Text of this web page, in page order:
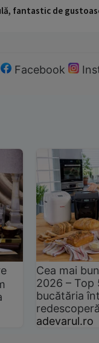
fantastic de
Facebook
Cea mai
2026 –
bucătăria
adevarul.ro